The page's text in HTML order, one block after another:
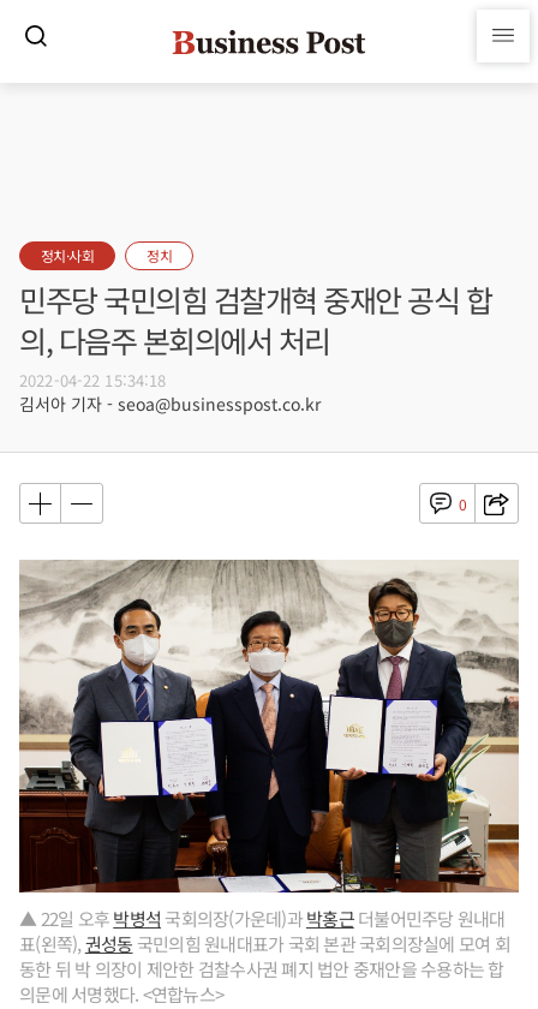
정치·사회 정치
민주당 국민의힘 검찰개혁 중재안 공식 합
의, 다음주 본회의에서 처리
2022-04-22 15:34:18
김서아 기자 - seoa@businesspost.co.kr
0
▲ 22일 오후박병석 국회의장(가운데)과박홍근더불어민주당 원내대
표(왼쪽),권성동 국민의힘 원내대표가 국회 본관 국회의장실에 모여 회
동한 뒤 박 의장이 제안한 검찰수사권 폐지 법안 중재안을 수용하는 합
의문에 서명했다. <연합뉴스>